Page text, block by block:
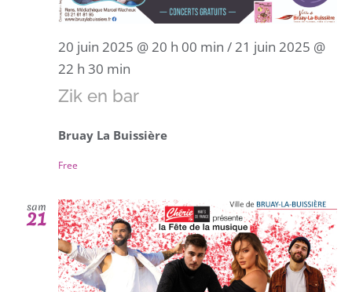
20 juin 2025 @ 20 h 00 min /21 juin 2025 @
22 h 30 min
Zik en bar
Bruay La Buissière
Free
sam
21